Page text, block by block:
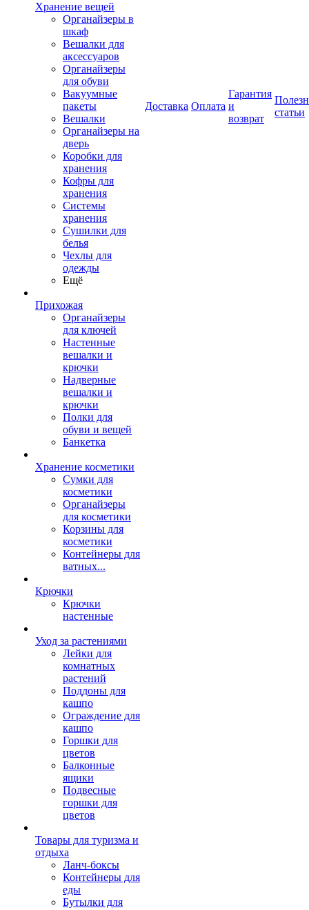
Хранение вещей
Органайзеры в
шкаф
Вешалки для
аксессуаров
Органайзеры
для обуви
Вакуумные
пакеты
Вешалки
Органайзеры на
дверь
Коробки для
хранения
Кофры для
хранения
Системы
хранения
Сушилки для
белья
Чехлы для
одежды
Ещё
Прихожая
Органайзеры
для ключей
Настенные
вешалки и
крючки
Надверные
вешалки и
крючки
Полки для
обуви и вещей
Банкетка
Хранение косметики
Сумки для
косметики
Органайзеры
для косметики
Корзины для
косметики
Контейнеры для
ватных...
Крючки
Крючки
настенные
Уход за растениями
Лейки для
комнатных
растений
Поддоны для
кашпо
Ограждение для
кашпо
Горшки для
цветов
Балконные
ящики
Подвесные
горшки для
цветов
Товары для туризма и
отдыха
Ланч-боксы
Контейнеры для
еды
Бутылки для
Доставка Оплата
Гарантия
и
возврат
статьи